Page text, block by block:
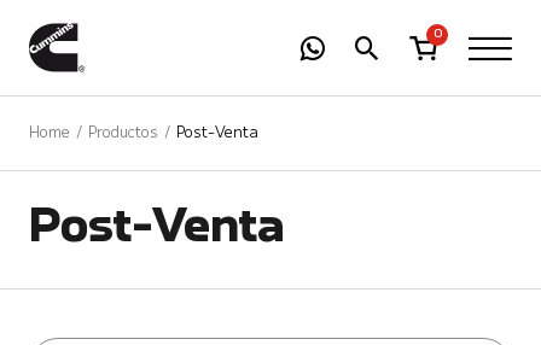
0
Home Productos Post-Venta
Post-Venta